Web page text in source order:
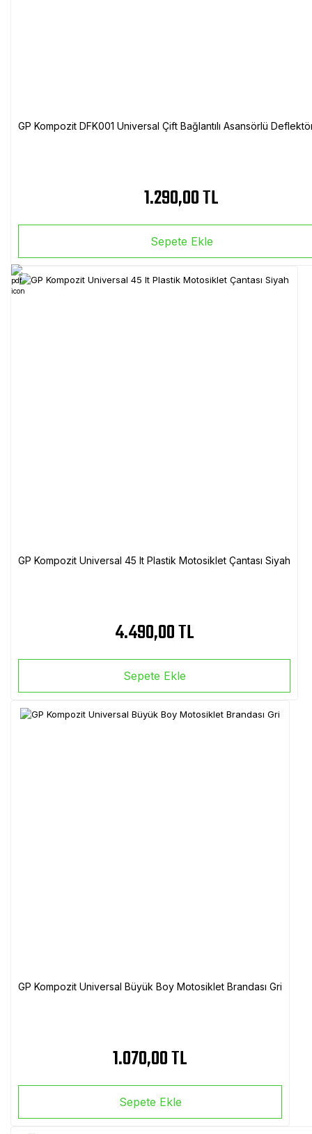
GP Kompozit DFK001 Universal Çift Bağlantılı Asansörlü
1.290,00 TL
Sepete Ekle
GP Kompozit Universal 45 lt Plastik Motosiklet Çantası Siyah
4.490,00 TL
Sepete Ekle
GP Kompozit Universal Büyük Boy Motosiklet Brandası Gri
1.070,00 TL
Sepete Ekle